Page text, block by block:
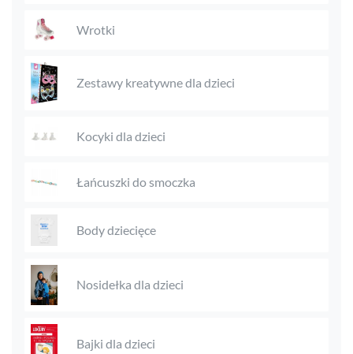
Wrotki
Zestawy kreatywne dla dzieci
Kocyki dla dzieci
Łańcuszki do smoczka
Body dziecięce
Nosidełka dla dzieci
Bajki dla dzieci